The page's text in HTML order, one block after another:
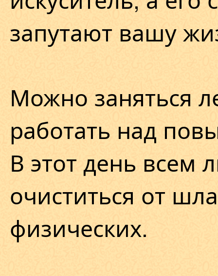
запутают вашу
Можно заняться
работать над
В этот день всем
очиститься от
физических.